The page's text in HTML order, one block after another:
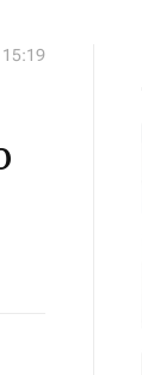
15:19